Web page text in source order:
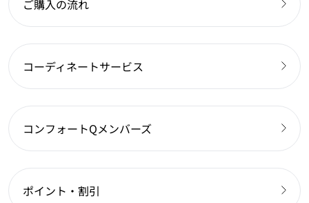
ご購入の流れ
コーディネートサービス
コンフォートQメンバーズ
ポイント・割引